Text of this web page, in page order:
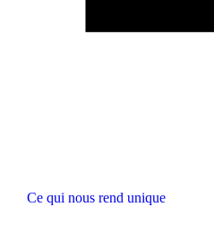
Ce qui nous rend unique